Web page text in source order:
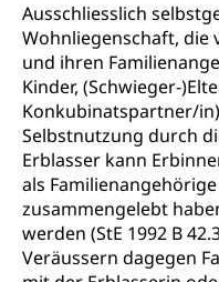
Ausschliesslich
Wohnliegenschaft, die
und ihren
Kinder, (Schwieger-
Konkubinatspartner/
Selbstnutzung durch
Erblasser kann
als
zusammengelebt
werden (StE 1992 B
Veräussern dagegen